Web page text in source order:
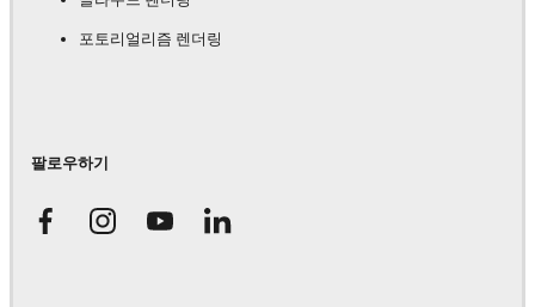
포토리얼리즘 렌더링
팔로우하기